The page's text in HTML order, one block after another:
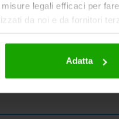
legali efficaci per
da noi e da fornitori
Adatta